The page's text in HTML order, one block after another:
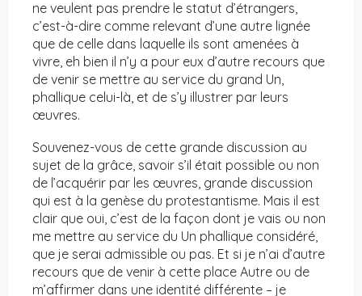
ne veulent pas prendre le statut d’étrangers,
c’est-à-dire comme relevant d’une autre lignée
que de celle dans laquelle ils sont amenées à
vivre, eh bien il n’y a pour eux d’autre recours que
de venir se mettre au service du grand Un,
phallique celui-là, et de s’y illustrer par leurs
œuvres.
Souvenez-vous de cette grande discussion au
sujet de la grâce, savoir s’il était possible ou non
de l’acquérir par les œuvres, grande discussion
qui est à la genèse du protestantisme. Mais il est
clair que oui, c’est de la façon dont je vais ou non
me mettre au service du Un phallique considéré,
que je serai admissible ou pas. Et si je n’ai d’autre
recours que de venir à cette place Autre ou de
m’affirmer dans une identité différente – je